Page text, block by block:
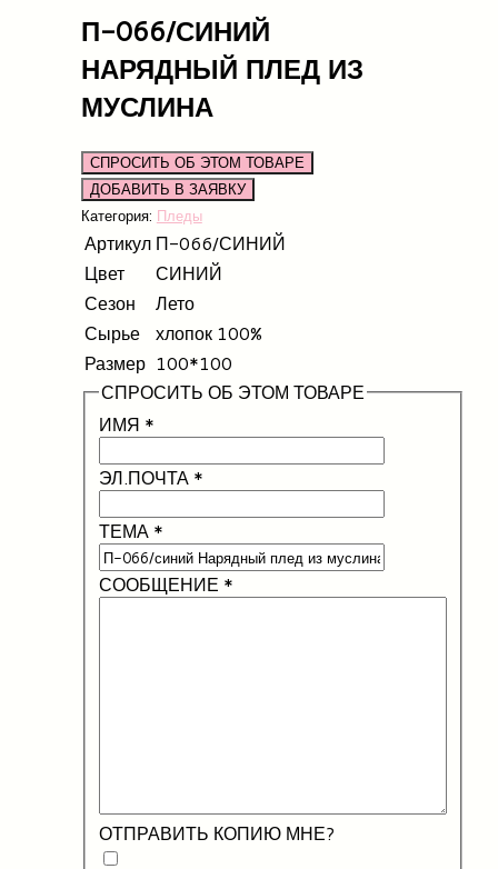
П-066/СИНИЙ
НАРЯДНЫЙ ПЛЕД ИЗ
МУСЛИНА
СПРОСИТЬ ОБ ЭТОМ ТОВАРЕ
Категория: Пледы
Артикул П-066/СИНИЙ
Цвет
СИНИЙ
Сезон
Лето
Сырье
хлопок 100%
Размер 100*100
СПРОСИТЬ ОБ ЭТОМ ТОВАРЕ
ИМЯ *
ЭЛ.ПОЧТА*
ТЕМА*
СООБЩЕНИЕ *
ОТПРАВИТЬ КОПИЮ МНЕ?